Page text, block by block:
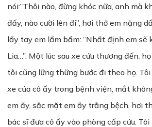
nói:”Thôi nào, đừng khóc nữa, anh mà
đấy, nào cười lên đi”, hơi thở em nặng
lấy tay em lẩm bẩm: “Nhất định em sẽ
Lia…”. Một lúc sau xe cứu thương đến,
tôi cũng lững thững bước đi theo họ.
xe của cô ấy trong bệnh viện, mắt
em ấy, sắc mặt em ấy trắng bệch, hơi
bác sĩ đưa cô ấy vào phòng cấp cứu.